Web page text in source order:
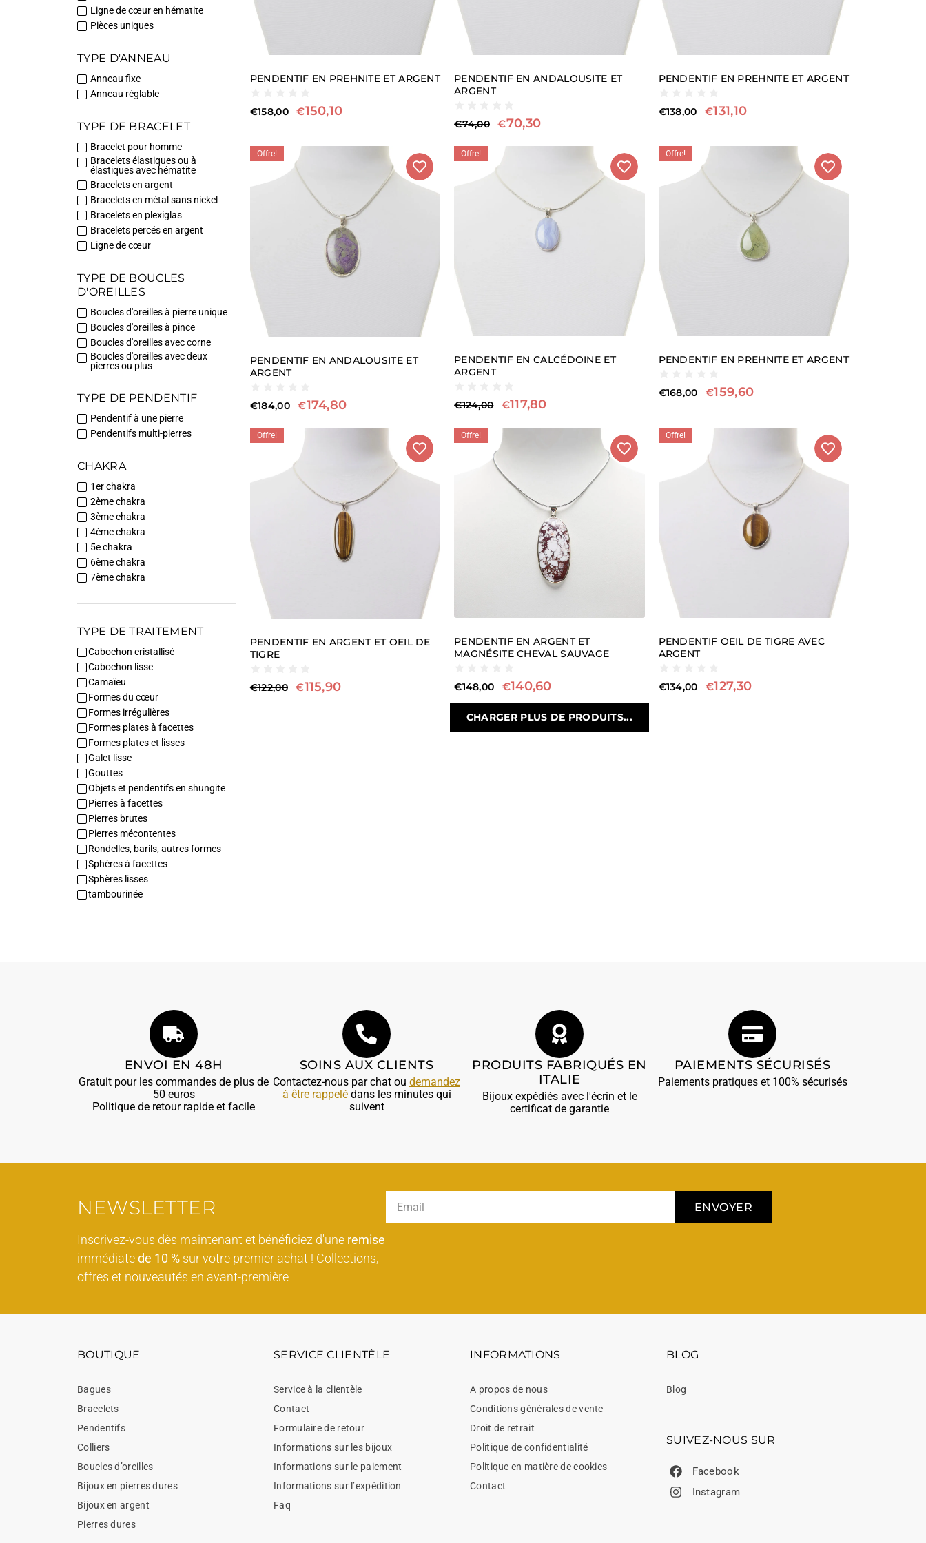
Ligne de cœur en hématite
Pièces uniques
TYPE D'ANNEAU
Anneau fixe
Anneau réglable
TYPE DE BRACELET
Bracelet pour homme
Bracelets élastiques ou à
élastiques avec hématite
Bracelets en argent
Bracelets en métal sans nickel
Bracelets en plexiglas
Bracelets percés en argent
Ligne de cœur
TYPE DE BOUCLES
D'OREILLES
Boucles d'oreilles à pierre unique
Boucles d'oreilles à pince
Boucles d'oreilles avec corne
Boucles d'oreilles avec deux
pierres ou plus
TYPE DE PENDENTIF
Pendentif à une pierre
Pendentifs multi-pierres
CHAKRA
1er chakra
2ème chakra
3ème chakra
4ème chakra
5e chakra
6ème chakra
7ème chakra
TYPE DE TRAITEMENT
Cabochon cristallisé
Cabochon lisse
Camaïeu
Formes du cœur
Formes irrégulières
Formes plates à facettes
Formes plates et lisses
Galet lisse
Gouttes
Objets et pendentifs en shungite
Pierres à facettes
Pierres brutes
Pierres mécontentes
Rondelles, barils, autres formes
Sphères à facettes
Sphères lisses
tambourinée
PENDENTIF EN PREHNITE ET ARGENT
€158,00 €150,10
PENDENTIF EN ANDALOUSITE ET
ARGENT
€74,00 €70,30
PENDENTIF EN PREHNITE ET ARGENT
€138,00 €131,10
Offre!
PENDENTIF EN ANDALOUSITE ET
ARGENT
€184,00 €174,80
Offre!
PENDENTIF EN CALCÉDOINE ET
ARGENT
€124,00 €117,80
Offre!
PENDENTIF EN PREHNITE ET ARGENT
€168,00 €159,60
Offre!
PENDENTIF EN ARGENT ET OEIL DE
TIGRE
€122,00 €115,90
Offre!
PENDENTIF EN ARGENT ET
MAGNÉSITE CHEVAL SAUVAGE
€148,00 €140,60
Offre!
PENDENTIF OEIL DE TIGRE AVEC
ARGENT
€134,00 €127,30
CHARGER PLUS DE PRODUITS...
ENVOI EN 48H
Gratuit pour les commandes de plus de
50 euros
Politique de retour rapide et facile
SOINS AUX CLIENTS
Contactez-nous par chat ou demandez
à être rappelédans les minutes qui
suivent
PRODUITS FABRIQUÉS EN
ITALIE
Bijoux expédiés avec l'écrin et le
certificat de garantie
PAIEMENTS SÉCURISÉS
Paiements pratiques et 100% sécurisés
NEWSLETTER
Inscrivez-vous dès maintenant et bénéficiez d'une remise
immédiatede 10 % sur votre premier achat ! Collections,
offres et nouveautés en avant-première
ENVOYER
BOUTIQUE
Bagues
Bracelets
Pendentifs
Colliers
Boucles d’oreilles
Bijoux en pierres dures
Bijoux en argent
Pierres dures
SERVICE CLIENTÈLE
Service à la clientèle
Contact
Formulaire de retour
Informations sur les bijoux
Informations sur le paiement
Informations sur l’expédition
Faq
INFORMATIONS
A propos de nous
Conditions générales de vente
Droit de retrait
Politique de confidentialité
Politique en matière de cookies
Contact
BLOG
Blog
SUIVEZ-NOUS SUR
Facebook
Instagram